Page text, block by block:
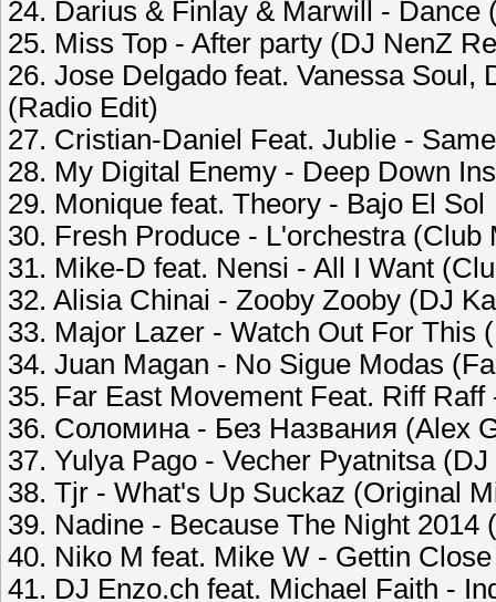
24. Darius & Finlay & Marwill - Dance
25. Miss Top - After party (DJ NenZ
26. Jose Delgado feat. Vanessa
(Radio Edit)
27. Cristian-Daniel Feat. Jublie -
28. My Digital Enemy - Deep Down
29. Monique feat. Theory - Bajo El Sol
30. Fresh Produce - L'orchestra (Club
31. Mike-D feat. Nensi - All I Want
32. Alisia Chinai - Zooby Zooby (DJ
33. Major Lazer - Watch Out For This
34. Juan Magan - No Sigue Modas
35. Far East Movement Feat. Riff
36. Соломина - Без Названия (Alex
37. Yulya Pago - Vecher Pyatnitsa
38. Tjr - What's Up Suckaz (Original
39. Nadine - Because The Night 2014
40. Niko M feat. Mike W - Gettin
41. DJ Enzo.ch feat. Michael Faith -